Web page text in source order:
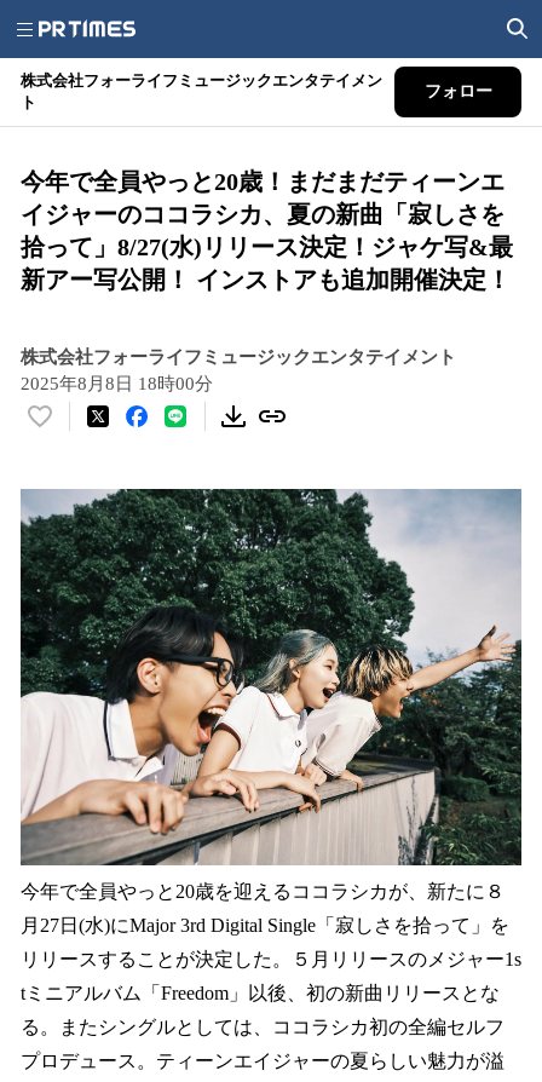
株式会社フォーライフミュージックエンタテイメン
ト
フォロー
今年で全員やっと20歳！まだまだティーンエ
イジャーのココラシカ、夏の新曲「寂しさを
拾って」8/27(水)リリース決定！ジャケ写&最
新アー写公開！ インストアも追加開催決定！
株式会社フォーライフミュージックエンタテイメント
2025年8月8日 18時00分
い
数
を
読
み
込
み
中
す
今年で全員やっと20歳を迎えるココラシカが、新たに８
月27日(水)にMajor 3rd Digital Single「寂しさを拾って」を
リリースすることが決定した。５月リリースのメジャー1s
tミニアルバム「Freedom」以後、初の新曲リリースとな
る。またシングルとしては、ココラシカ初の全編セルフ
プロデュース。ティーンエイジャーの夏らしい魅力が溢